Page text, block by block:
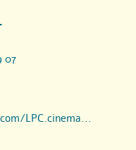
07
LPC.cinema...